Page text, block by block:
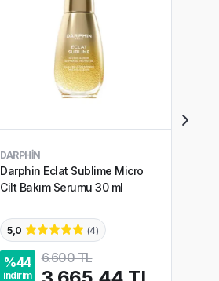
DARPHIN
Darphin Eclat Sublime Micro
Cilt Bakım Serumu 30 ml
5,0 (4)
%44
indirim
6.600 TL